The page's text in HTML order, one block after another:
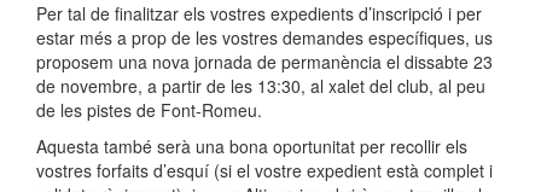
Per tal de finalitzar els vostres expedients d’inscripció i per
estar més a prop de les vostres demandes específiques, us
proposem una nova jornada de permanència el dissabte 23
de novembre, a partir de les 13:30, al xalet del club, al peu
de les pistes de Font-Romeu.
Aquesta també serà una bona oportunitat per recollir els
vostres forfaits d’esquí (si el vostre expedient està complet i